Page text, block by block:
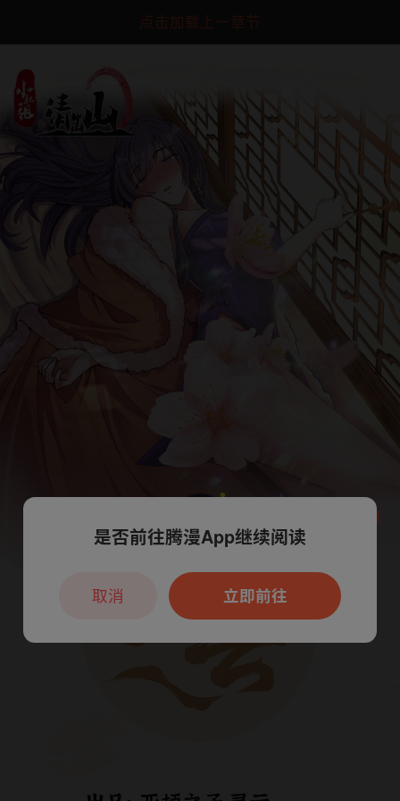
点击加载上一章节
本章节仅支持App阅读，可打开App新用
户7天免费看
是否前往腾漫App继续阅读
立即前往
取消